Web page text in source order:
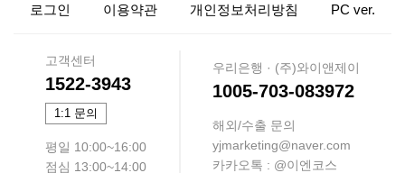
로그인 이용약관 개인정보처리방침 PC ver.
고객센터
1522-3943
1:1 문의
평일 10:00~16:00
점심 13:00~14:00
우리은행 · (주)와이앤제이
1005-703-083972
해외/수출 문의
yjmarketing@naver.com
카카오톡 : @이엔코스